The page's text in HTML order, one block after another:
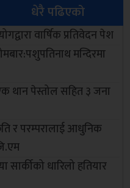
धेरै पढिएको
वार्षिक प्रतिवेदन पेश
मन्दिरमा
थान पेस्तोल सहित ३ जना
र परम्परालाई आधुनिक
धारिलो हतियार